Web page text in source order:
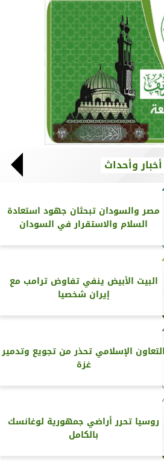
أخبار وأحداث
مصر والسودان تبحثان جهود استعادة
السلام والاستقرار في السودان
البيت الأبيض ينفي تفاوض ترامب مع
إيران شخصيا
التعاون الإسلامي تحذر من تجويع وتدمير
غزة
روسيا تحرر أراضي جمهورية لوغانسك
بالكامل